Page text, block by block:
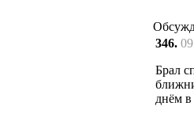
346.
Брал
днём